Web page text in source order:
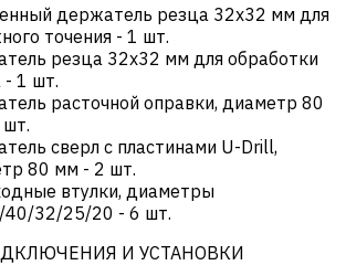
держатель резца 32х32 мм для
точения - 1 шт.
резца 32х32 мм для обработки
- 1 шт.
расточной оправки, диаметр 80
сверл с пластинами U-Drill,
80 мм - 2 шт.
втулки, диаметры
32/25/20 - 6 шт.
И УСТАНОВКИ